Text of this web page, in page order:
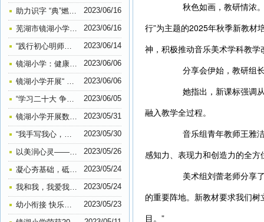
助力识字 “典”燃梦想——镜湖小学举行一、二年级查字典比赛 2023/06/16
芜湖市镜湖小学荣获一项“全国示范学校”称号 2023/06/16
“践行初心明师德 担当使命正师风” ——芜湖市镜湖小学教师师德师风主题教育学习活动 2023/06/14
镜湖小学：健康口腔进校园 助力成长暖民心 2023/06/06
镜湖小学开展“ 扫黄打非”进课堂宣传活动 2023/06/06
“学习二十大 争做好队员”——镜湖小学2022级第一批少先队员入队仪式系列报道 2023/06/05
镜湖小学开展数学素养大赛主题活动 2023/05/31
“我手写我心，我笔抒我情”——镜湖小学五六年级作文比赛 2023/05/30
以美润心灵——镜湖小学心理健康教育手抄报比赛 2023/05/26
凝心夯基础，砥砺共前行——镜湖小学教育集团行管人员工作会议 2023/05/24
我和我，我爱我—— 镜湖小学开展“5.25”（我爱我）心理健康班会活动 2023/05/24
幼小衔接 快乐起航——镜湖小学开展幼小衔接活动 2023/05/23
秋色如画，教研情浓。
行”为主题的2025年秋季新教材
神，积极推动音乐美术学科教
分享会伊始，教研组长
她指出，新课标强调从
融入教学全过程。
音乐组青年教师王雅洁
感知力、表现力和创造力的全方
美术组刘蕾老师分享了
的重要阵地。新教材要求我们
目。”